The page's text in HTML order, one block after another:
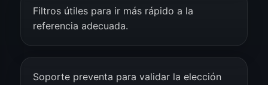
Filtros útiles para ir más rápido a la
referencia adecuada.
Soporte preventa para validar la elección